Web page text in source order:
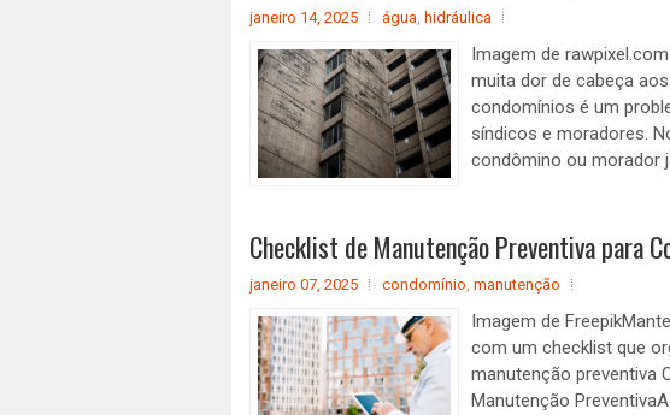
janeiro 14, 2025 água, hidráulica
Imagem de
muita dor de cabeça
condomínios é um
síndicos e moradores.
condômino ou morador
Checklist de Manutenção Preventiva para
janeiro 07, 2025 condomínio, manutenção
Imagem de
com um checklist que
manutenção preventiva
Manutenção